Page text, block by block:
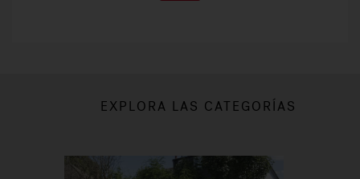
EXPLORA LAS CATEGORÍAS